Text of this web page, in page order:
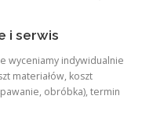
i serwis
wyceniamy indywidualnie
materiałów, koszt
obróbka), termin